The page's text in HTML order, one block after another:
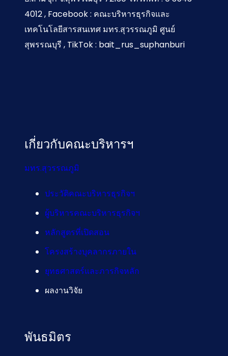
4012 , Facebook : คณะบริหารธุรกิจและ
เทคโนโลยีสารสนเทศ มทร.สุวรรณภูมิ ศูนย์
สุพรรณบุรี , TikTok : bait_rus_suphanburi
เกี่ยวกับคณะบริหารฯ
มทร.สุวรรณภูมิ
ประวัติคณะบริหารธุรกิจฯ
ผู้บริหารคณะบริหารธุรกิจฯ
หลักสูตรที่เปิดสอน
โครงสร้างบุคลากรภายใน
ยุทธศาสตร์และภารกิจหลัก
ผลงานวิจัย
พันธมิตร